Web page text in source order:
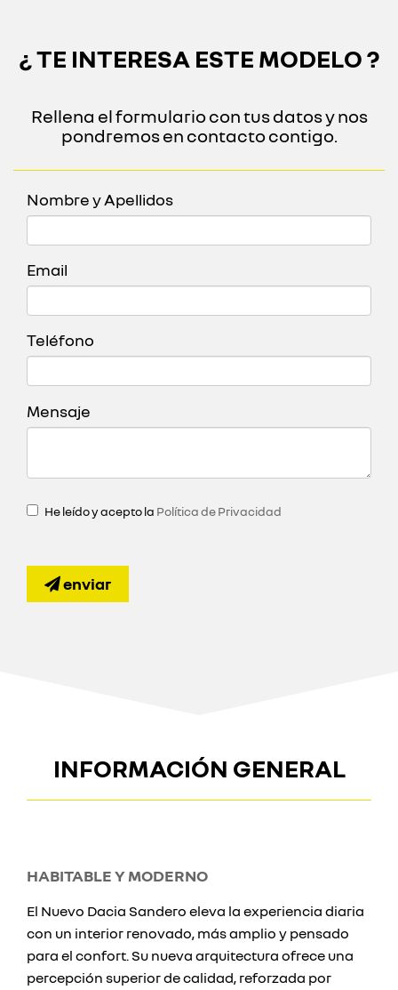
¿ TE INTERESA ESTE MODELO ?
Rellena el formulario con tus datos y nos
pondremos en contacto contigo.
Nombre y Apellidos
Email
Teléfono
Mensaje
He leído y acepto la Política de Privacidad
enviar
INFORMACIÓN GENERAL
HABITABLE Y MODERNO
El Nuevo Dacia Sandero eleva la experiencia diaria
con un interior renovado, más amplio y pensado
para el confort. Su nueva arquitectura ofrece una
percepción superior de calidad, reforzada por